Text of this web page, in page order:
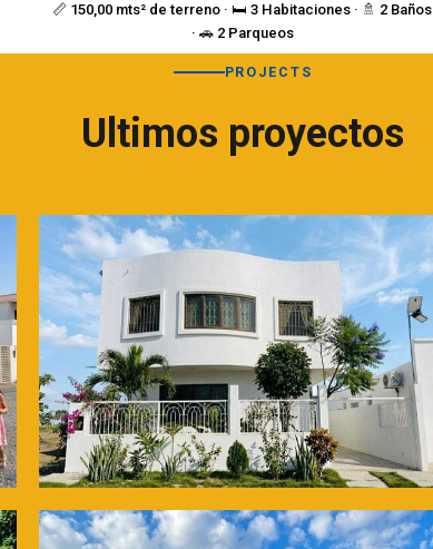
📏 150,00 mts² de terreno · 🛏️ 3 Habitaciones · 🚿 2 Baños
· 🚗 2 Parqueos
PROJECTS
Ultimos proyectos